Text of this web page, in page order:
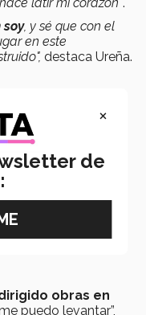
latir mi corazón" .
soy, y sé que con el
en este
destaca Ureña.
un
los retos".
obras en
puedo levantar”,
×
de